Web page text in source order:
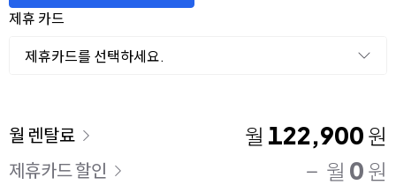
제휴 카드
제휴카드를 선택하세요.
이용 요금
월 렌탈료 월 122,900 원
제휴카드 할인 월 0 원